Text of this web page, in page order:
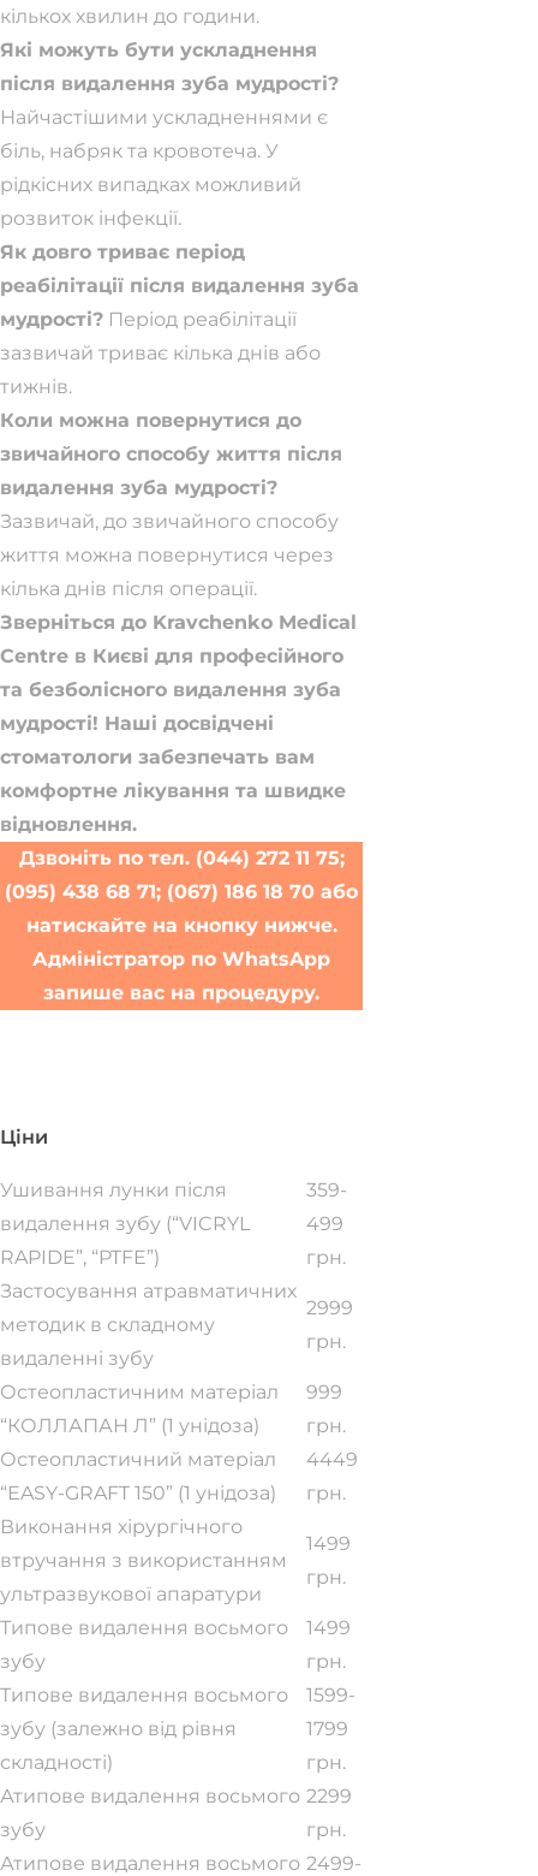
кількох хвилин до години.
Які можуть бути ускладнення
після видалення зуба мудрості?
Найчастішими ускладненнями є
біль, набряк та кровотеча. У
рідкісних випадках можливий
розвиток інфекції.
Як довго триває період
реабілітації після видалення зуба
мудрості? Період реабілітації
зазвичай триває кілька днів або
тижнів.
Коли можна повернутися до
звичайного способу життя після
видалення зуба мудрості?
Зазвичай, до звичайного способу
життя можна повернутися через
кілька днів після операції.
Зверніться до Kravchenko Medical
Centre в Києві для професійного
та безболісного видалення зуба
мудрості! Наші досвідчені
стоматологи забезпечать вам
комфортне лікування та швидке
відновлення.
Дзвоніть по тел. (044) 272 11 75;
(095) 438 68 71; (067) 186 18 70 або
натискайте на кнопку нижче.
Адміністратор по WhatsApp
запише вас на процедуру.
Ціни
Ушивання лунки після
видалення зубу (“VICRYL
RAPIDE”, “PTFE”)
359-
499
грн.
Застосування атравматичних
методик в складному
видаленні зубу
2999
грн.
Остеопластичним матеріал
“КОЛЛАПАН Л” (1 унідоза)
999
грн.
Остеопластичний матеріал
“EASY-GRAFT 150” (1 унідоза)
4449
грн.
Виконання хірургічного
втручання з використанням
ультразвукової апаратури
1499
грн.
Типове видалення восьмого
зубу
1499
грн.
Типове видалення восьмого
зубу (залежно від рівня
складності)
1599-
1799
грн.
Атипове видалення восьмого
зубу
2299
грн.
Атипове видалення восьмого 2499-